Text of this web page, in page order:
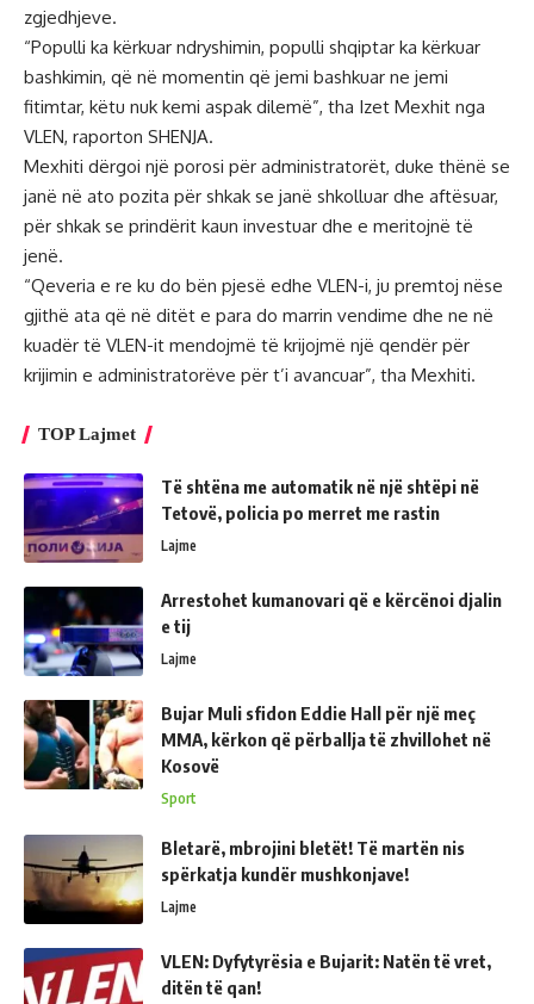
zgjedhjeve.
“Populli ka kërkuar ndryshimin, populli shqiptar ka kërkuar
bashkimin, që në momentin që jemi bashkuar ne jemi
fitimtar, këtu nuk kemi aspak dilemë”, tha Izet Mexhit nga
VLEN, raporton SHENJA.
Mexhiti dërgoi një porosi për administratorët, duke thënë se
janë në ato pozita për shkak se janë shkolluar dhe aftësuar,
për shkak se prindërit kaun investuar dhe e meritojnë të
jenë.
“Qeveria e re ku do bën pjesë edhe VLEN-i, ju premtoj nëse
gjithë ata që në ditët e para do marrin vendime dhe ne në
kuadër të VLEN-it mendojmë të krijojmë një qendër për
krijimin e administratorëve për t’i avancuar”, tha Mexhiti.
TOP Lajmet
Të shtëna me automatik në një shtëpi në
Tetovë, policia po merret me rastin
Lajme
Arrestohet kumanovari që e kërcënoi djalin
e tij
Lajme
Bujar Muli sfidon Eddie Hall për një meç
MMA, kërkon që përballja të zhvillohet në
Kosovë
Sport
Bletarë, mbrojini bletët! Të martën nis
spërkatja kundër mushkonjave!
Lajme
VLEN: Dyfytyrësia e Bujarit: Natën të vret,
ditën të qan!